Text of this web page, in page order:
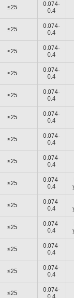
≤25
0.074-
0.4
≤25
0.074-
0.4
≤25
0.074-
0.4
≤25
0.074-
0.4
≤25
0.074-
0.4
≤25
0.074-
0.4
≤25
0.074-
0.4
≤25
0.074-
0.4
≤25
0.074-
0.4
≤25
0.074-
0.4
≤25
0.074-
0.4
≤25
0.074-
0.4
≤25
0.074-
0.4
≤25
0.074-
0.4